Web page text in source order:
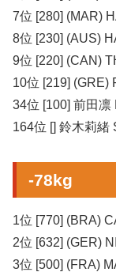
7位 [280] (MAR)
8位 [230] (AUS)
9位 [220] (CAN)
10位 [219] (GRE)
34位 [100] 前田凛
164位 [] 鈴木莉緒
-78kg
1位 [770] (BRA)
2位 [632] (GER)
3位 [500] (FRA)